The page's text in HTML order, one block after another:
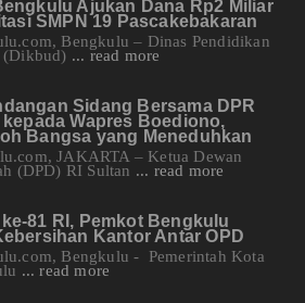
Ajukan Dana Rp2 Miliar
SMPN 19 Pascakebakaran
Bengkulu – Dinas Pendidikan
(Dikbud) ... read more
Sidang Bersama DPR
kepada Wapres Boediono,
Bangsa yang Meneduhkan
JAKARTA – Ketua Dewan
(DPD) RI Sultan ... read more
81 RI, Pemkot Bengkulu
Kantor Antar OPD
Bengkulu - Pemerintah Kota
... read more